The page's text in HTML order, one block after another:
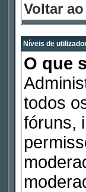
Voltar
Níveis de
O que
todos
fóruns,